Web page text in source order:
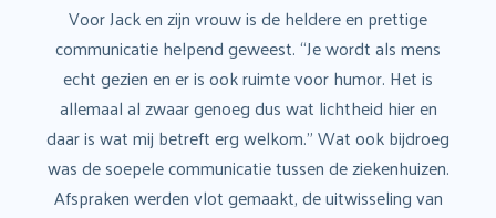
Voor Jack en zijn vrouw is de heldere en prettige
communicatie helpend geweest. “Je wordt als mens
echt gezien en er is ook ruimte voor humor. Het is
allemaal al zwaar genoeg dus wat lichtheid hier en
daar is wat mij betreft erg welkom.” Wat ook bijdroeg
was de soepele communicatie tussen de ziekenhuizen.
Afspraken werden vlot gemaakt, de uitwisseling van